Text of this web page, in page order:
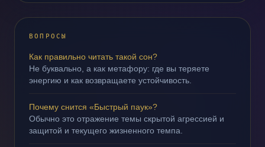
ВОПРОСЫ
Как правильно читать такой сон?
Не буквально, а как метафору: где вы теряете
энергию и как возвращаете устойчивость.
Почему снится «Быстрый паук»?
Обычно это отражение темы скрытой агрессией и
защитой и текущего жизненного темпа.